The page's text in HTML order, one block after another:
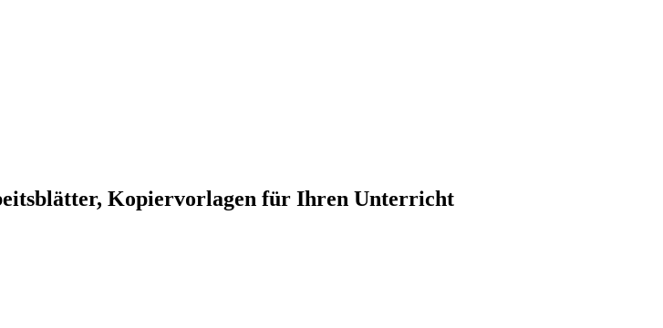
Kopiervorlagen für Ihren Unterricht